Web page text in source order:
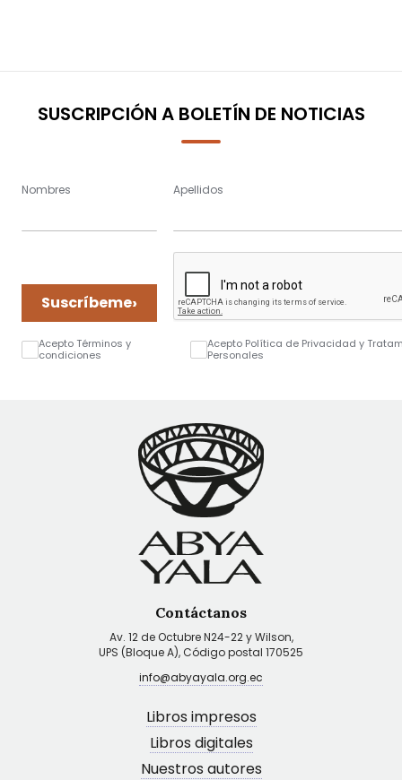
SUSCRIPCIÓN A BOLETÍN DE NOTICIAS
Nombres Apellidos
Suscríbeme›
Acepto Términos y
condiciones
Acepto Política de Privacidad y
Personales
Contáctanos
Av. 12 de Octubre N24-22 y Wilson,
UPS (Bloque A), Código postal 170525
info@abyayala.org.ec
Libros impresos
Libros digitales
Nuestros autores